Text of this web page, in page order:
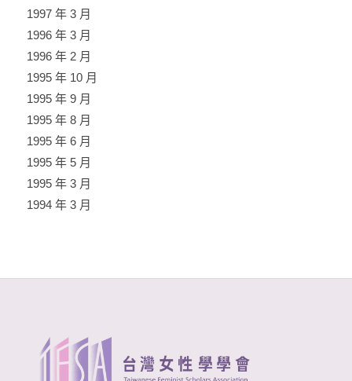
1997 年 3 月
1996 年 3 月
1996 年 2 月
1995 年 10 月
1995 年 9 月
1995 年 8 月
1995 年 6 月
1995 年 5 月
1995 年 3 月
1994 年 3 月